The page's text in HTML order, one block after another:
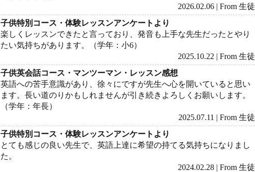
2026.02.06 | From 生徒
子供特別コース・体験レッスンアンケートより
楽しくレッスンできたと言っており、発音も上手な先生だったとやり
たい気持ちがあります。（学年：小6）
2025.10.22 | From 生徒
子供英会話コース・マンツーマン・レッスン感想
英語への苦手意識があり、徐々にですが先生へ心を開いていると思い
ます。長い道のりかもしれませんが引き続きよろしくお願いします。
（学年：年長）
2025.07.11 | From 生徒
子供特別コース・体験レッスンアンケートより
とても感じの良い先生で、英語上達に希望の持てる気持ちになりまし
た。
2024.02.28 | From 生徒